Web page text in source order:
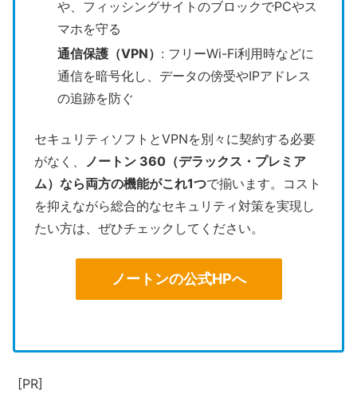
や、フィッシングサイトのブロックでPCやス
マホを守る
通信保護（VPN） : フリーWi-Fi利用時などに
通信を暗号化し、データの傍受やIPアドレス
の追跡を防ぐ
セキュリティソフトとVPNを別々に契約する必要
がなく、
ノートン 360（デラックス・プレミア
ム）なら両方の機能がこれ1つで揃います。コスト
を抑えながら総合的なセキュリティ対策を実現し
たい方は、ぜひチェックしてください。
ノートンの公式HPへ
[PR]